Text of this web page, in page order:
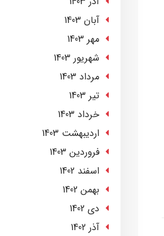
آبان 1403
مهر 1403
شهریور 1403
مرداد 1403
تير 1403
خرداد 1403
ارديبهشت 1403
فروردین 1403
اسفند 1402
بهمن 1402
دی 1402
آذر 1402